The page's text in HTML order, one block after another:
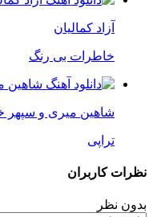
آزاد کمالیان
خاطرات بی رنگ
شاهین میری و سپهر
تراپی
نظرات کاربران
بدون نظر